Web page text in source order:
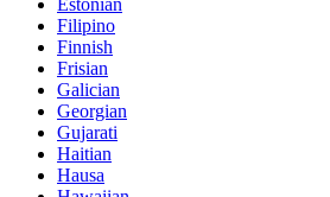
Estonian
Filipino
Finnish
Frisian
Galician
Georgian
Gujarati
Haitian
Hausa